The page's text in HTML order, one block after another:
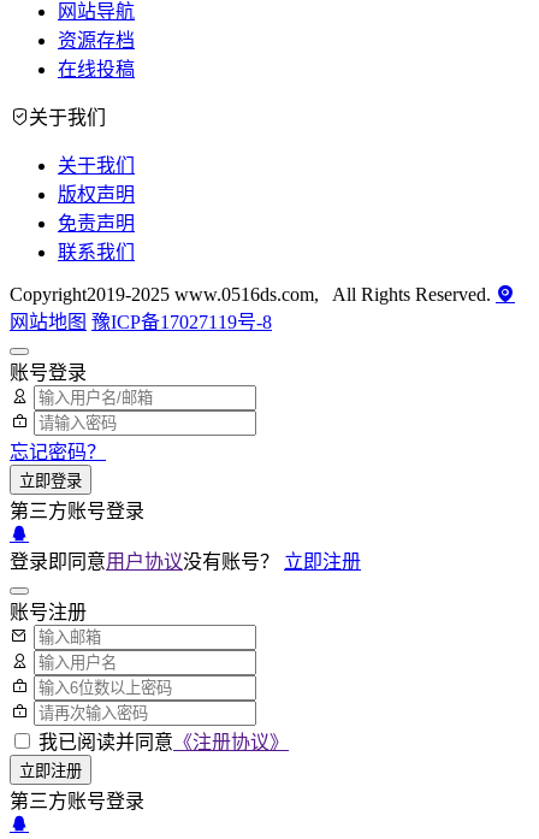
网站导航
资源存档
在线投稿
关于我们
关于我们
版权声明
免责声明
联系我们
Copyright2019-2025 www.0516ds.com, All Rights Reserved.
网站地图 豫ICP备17027119号-8
账号登录
忘记密码？
立即登录
第三方账号登录
登录即同意用户协议没有账号？ 立即注册
账号注册
我已阅读并同意 《注册协议》
立即注册
第三方账号登录